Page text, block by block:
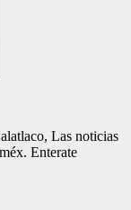
Las noticias
Enterate